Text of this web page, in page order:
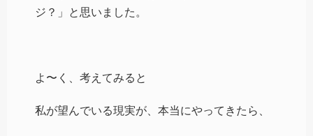
ジ？」と思いました。
よ〜く、考えてみると
私が望んでいる現実が、本当にやってきたら、